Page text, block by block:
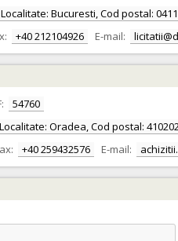
Bucuresti, Cod postal:
+40 212104926 E-mail:
54760
Oradea, Cod postal:
+40 259432576 E-mail: